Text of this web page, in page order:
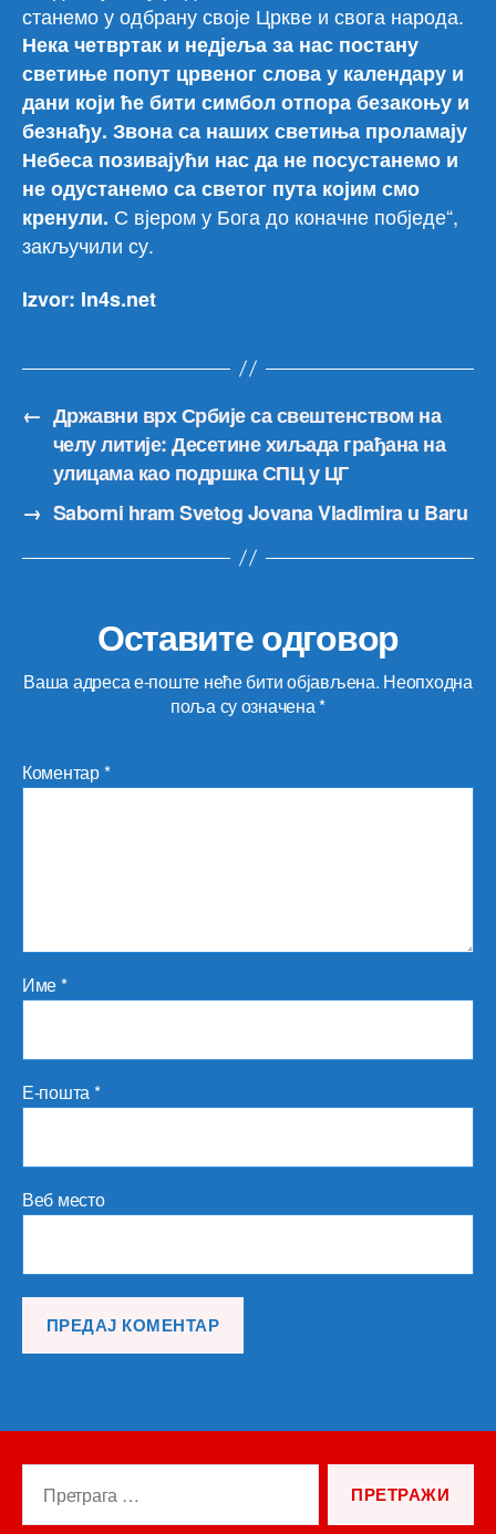
станемо у одбрану своје Цркве и свога народа.
Нека четвртак и недјеља за нас постану
светиње попут црвеног слова у календару и
дани који ће бити симбол отпора безакоњу и
безнађу. Звона са наших светиња проламају
Небеса позивајући нас да не посустанемо и
не одустанемо са светог пута којим смо
кренули. С вјером у Бога до коначне побједе“,
закључили су.
Izvor: In4s.net
← Државни врх Србије са свештенством на
челу литије: Десетине хиљада грађана на
улицама као подршка СПЦ у ЦГ
→ Saborni hram Svetog Jovana Vladimira u Baru
Оставите одговор
Ваша адреса е-поште неће бити објављена. Неопходна
поља су означена*
Коментар*
Име*
Е-пошта*
Веб место